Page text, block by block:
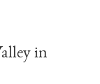
in